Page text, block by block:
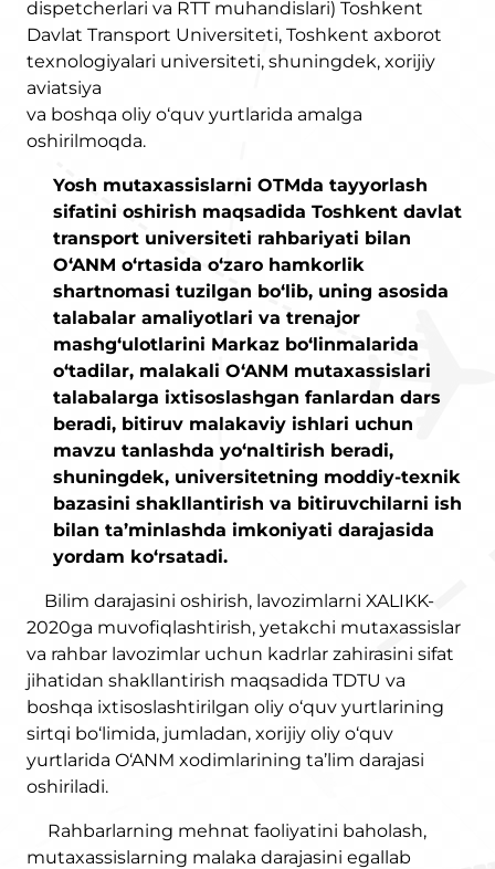
dispetcherlari va RTT muhandislari) Toshkent
Davlat Transport Universiteti, Toshkent axborot
texnologiyalari universiteti, shuningdek, xorijiy
aviatsiya
va boshqa oliy o‘quv yurtlarida amalga
oshirilmoqda.
Yosh mutaxassislarni OTMda tayyorlash
sifatini oshirish maqsadida Toshkent davlat
transport universiteti rahbariyati bilan
O‘ANM o‘rtasida o‘zaro hamkorlik
shartnomasi tuzilgan bo‘lib, uning asosida
talabalar amaliyotlari va trenajor
mashg‘ulotlarini Markaz bo‘linmalarida
o‘tadilar, malakali O‘ANM mutaxassislari
talabalarga ixtisoslashgan fanlardan dars
beradi, bitiruv malakaviy ishlari uchun
mavzu tanlashda yo‘naltirish beradi,
shuningdek, universitetning moddiy-texnik
bazasini shakllantirish va bitiruvchilarni ish
bilan ta’minlashda imkoniyati darajasida
yordam ko‘rsatadi.
Bilim darajasini oshirish, lavozimlarni XALIKK-
2020ga muvofiqlashtirish, yetakchi mutaxassislar
va rahbar lavozimlar uchun kadrlar zahirasini sifat
jihatidan shakllantirish maqsadida TDTU va
boshqa ixtisoslashtirilgan oliy o‘quv yurtlarining
sirtqi bo‘limida, jumladan, xorijiy oliy o‘quv
yurtlarida O‘ANM xodimlarining ta’lim darajasi
oshiriladi.
Rahbarlarning mehnat faoliyatini baholash,
mutaxassislarning malaka darajasini egallab